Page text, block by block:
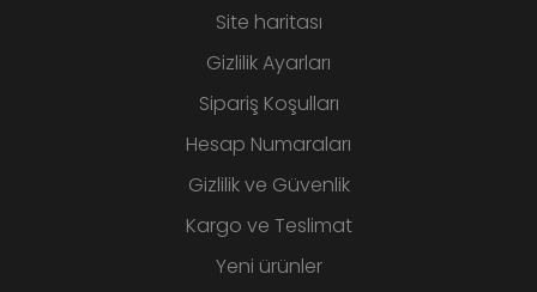
Site haritası
Gizlilik Ayarları
Sipariş Koşulları
Hesap Numaraları
Gizlilik ve Güvenlik
Kargo ve Teslimat
Yeni ürünler